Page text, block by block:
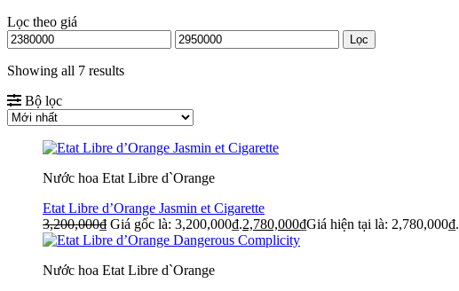
Lọc theo giá
Lọc
Showing all 7 results
Bộ lọc
Nước hoa Etat Libre d`Orange
Etat Libre d’Orange Jasmin et Cigarette
3,200,000₫ Giá gốc là: 3,200,000₫.2,780,000₫Giá hiện tại là: 2,780,000₫.
Nước hoa Etat Libre d`Orange